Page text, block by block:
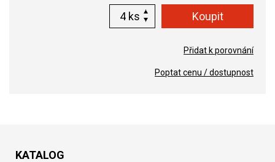
ks
Přidat k porovnání
Poptat cenu / dostupnost
KATALOG